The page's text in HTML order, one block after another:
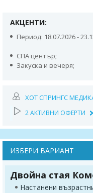
АКЦЕНТИ:
Период: 18.07.2026 -
СПА център;
Закуска и вечеря;
ХОТ СПРИНГС
2 АКТИВНИ ОФЕРТИ
ИЗБЕРИ ВАРИАНТ
Двойна стая
Настанени